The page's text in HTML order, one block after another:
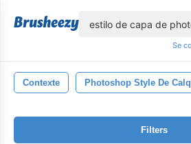
Se
Contexte Photoshop Style De
Filters